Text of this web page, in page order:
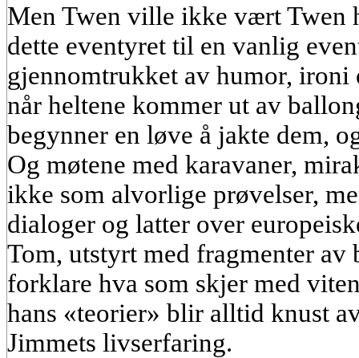
Men Twen ville ikke vært Twen
dette eventyret til en vanlig
gjennomtrukket av humor, ironi
når heltene kommer ut av
begynner en løve å jakte dem,
Og møtene med karavaner,
ikke som alvorlige prøvelser,
dialoger og latter over
Tom, utstyrt med fragmenter
forklare hva som skjer med
hans «teorier» blir alltid knust
Jimmets livserfaring.